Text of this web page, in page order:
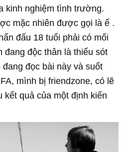
kinh nghiệm tình trường.
mặc nhiên được gọi là ế .
đấu 18 tuổi phải có mối
đang độc thân là thiếu sót
đọc bài này và suốt
mình bị friendzone, có lẽ
kết quả của một định kiến